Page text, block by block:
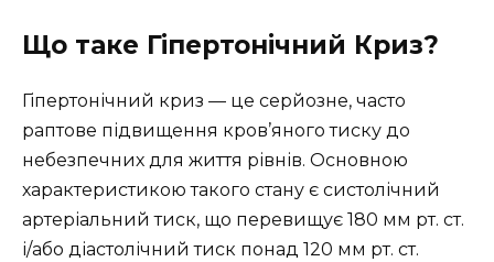
Що таке Гіпертонічний Криз?
Гіпертонічний криз — це серйозне, часто
раптове підвищення кров’яного тиску до
небезпечних для життя рівнів. Основною
характеристикою такого стану є систолічний
артеріальний тиск, що перевищує 180 мм рт. ст.
і/або діастолічний тиск понад 120 мм рт. ст.